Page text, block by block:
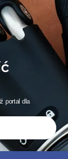
portal dla